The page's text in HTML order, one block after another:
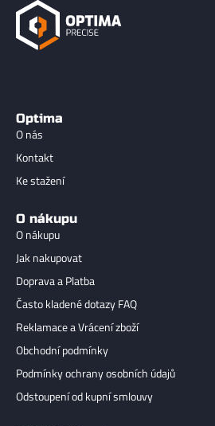
Optima
O nás
Kontakt
Ke stažení
O nákupu
O nákupu
Jak nakupovat
Doprava a Platba
Často kladené dotazy FAQ
Reklamace a Vrácení zboží
Obchodní podmínky
Podmínky ochrany osobních údajů
Odstoupení od kupní smlouvy